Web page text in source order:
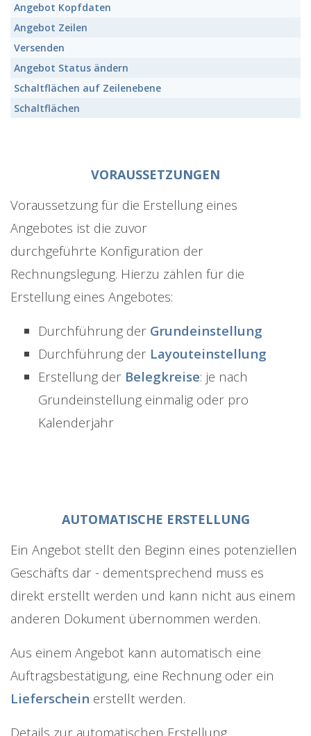
Angebot Kopfdaten
Angebot Zeilen
Versenden
Angebot Status ändern
Schaltflächen auf Zeilenebene
Schaltflächen
VORAUSSETZUNGEN
Voraussetzung für die Erstellung eines
Angebotes ist die zuvor
durchgeführte Konfiguration der
Rechnungslegung. Hierzu zählen für die
Erstellung eines Angebotes:
Durchführung der Grundeinstellung
Durchführung der Layouteinstellung
Erstellung der Belegkreise: je nach
Grundeinstellung einmalig oder pro
Kalenderjahr
AUTOMATISCHE ERSTELLUNG
Ein Angebot stellt den Beginn eines potenziellen
Geschäfts dar - dementsprechend muss es
direkt erstellt werden und kann nicht aus einem
anderen Dokument übernommen werden.
Aus einem Angebot kann automatisch eine
Auftragsbestätigung, eine Rechnung oder ein
Lieferschein erstellt werden.
Details zur automatischen Erstellung